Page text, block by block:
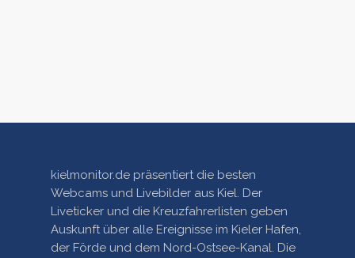
kielmonitor.de präsentiert die besten
Webcams und Livebilder aus Kiel. Der
Liveticker und die Kreuzfahrerlisten geben
Auskunft über alle Ereignisse im Kieler Hafen,
der Förde und dem Nord-Ostsee-Kanal. Die